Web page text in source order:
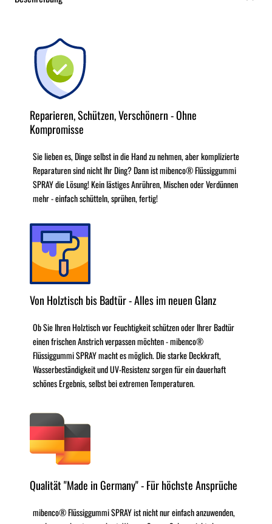
Reparieren, Schützen, Verschönern - Ohne
Kompromisse
Sie lieben es, Dinge selbst in die Hand zu nehmen, aber komplizierte
Reparaturen sind nicht Ihr Ding? Dann ist mibenco® Flüssiggummi
SPRAY die Lösung! Kein lästiges Anrühren, Mischen oder Verdünnen
mehr - einfach schütteln, sprühen, fertig!
Von Holztisch bis Badtür - Alles im neuen Glanz
Ob Sie Ihren Holztisch vor Feuchtigkeit schützen oder Ihrer Badtür
einen frischen Anstrich verpassen möchten - mibenco®
Flüssiggummi SPRAY macht es möglich. Die starke Deckkraft,
Wasserbeständigkeit und UV-Resistenz sorgen für ein dauerhaft
schönes Ergebnis, selbst bei extremen Temperaturen.
Qualität "Made in Germany" - Für höchste Ansprüche
mibenco® Flüssiggummi SPRAY ist nicht nur einfach anzuwenden,